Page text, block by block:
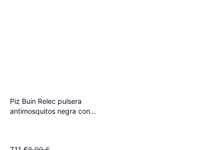
Piz Buin Relec pulsera
antimosquitos negra con